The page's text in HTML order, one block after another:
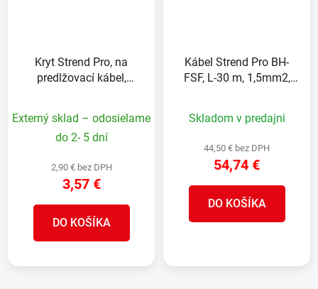
Kryt Strend Pro, na
predlžovací kábel,
Externý sklad – odosielame
do 2- 5 dní
2,90 € bez DPH
3,57 €
DO KOŠÍKA
Kábel Strend Pro BH-
FSF, L-30 m, 1,5mm2,
Skladom v predajni
44,50 € bez DPH
54,74 €
DO KOŠÍKA